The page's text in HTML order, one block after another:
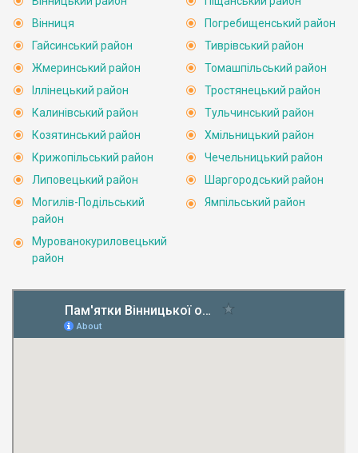
Вінниця
Гайсинський район
Жмеринський район
Іллінецький район
Калинівський район
Козятинський район
Крижопільський район
Липовецький район
Могилів-Подільський
район
Мурованокуриловецький
район
Погребищенський район
Тиврівський район
Томашпільський район
Тростянецький район
Тульчинський район
Хмільницький район
Чечельницький район
Шаргородський район
Ямпільський район